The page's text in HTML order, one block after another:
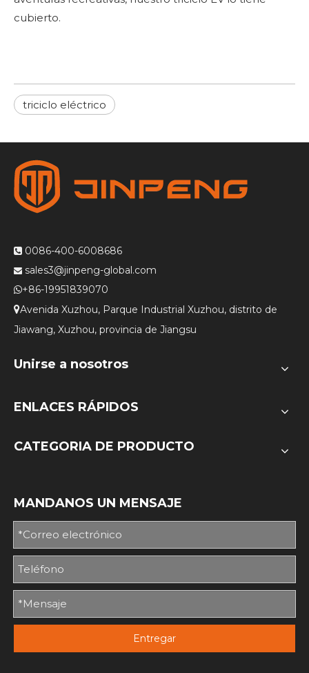
cubierto.
triciclo eléctrico
 0086-400-6008686
 sales3@jinpeng-global.com
+86-19951839070
Avenida Xuzhou, Parque Industrial Xuzhou, distrito de
Jiawang, Xuzhou, provincia de Jiangsu
Unirse a nosotros
ENLACES RÁPIDOS
CATEGORIA DE PRODUCTO
MANDANOS UN MENSAJE
Entregar